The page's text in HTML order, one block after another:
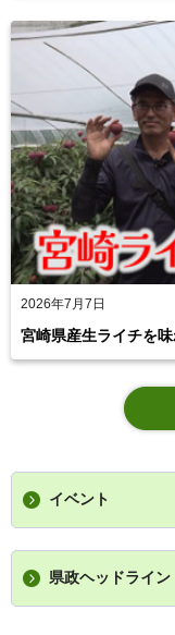
2026年7月7日
宮崎県産生ライチを
イベント
県政ヘッドライン